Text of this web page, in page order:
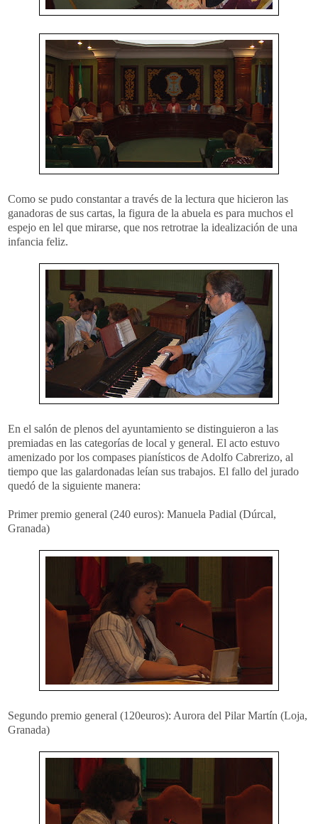
Como se pudo constantar a través de la lectura que hicieron las
ganadoras de sus cartas, la figura de la abuela es para muchos el
espejo en lel que mirarse, que nos retrotrae la idealización de una
infancia feliz.
En el salón de plenos del ayuntamiento se distinguieron a las
premiadas en las categorías de local y general. El acto estuvo
amenizado por los compases pianísticos de Adolfo Cabrerizo, al
tiempo que las galardonadas leían sus trabajos. El fallo del jurado
quedó de la siguiente manera:
Primer premio general (240 euros): Manuela Padial (Dúrcal,
Granada)
Segundo premio general (120euros): Aurora del Pilar Martín (Loja,
Granada)